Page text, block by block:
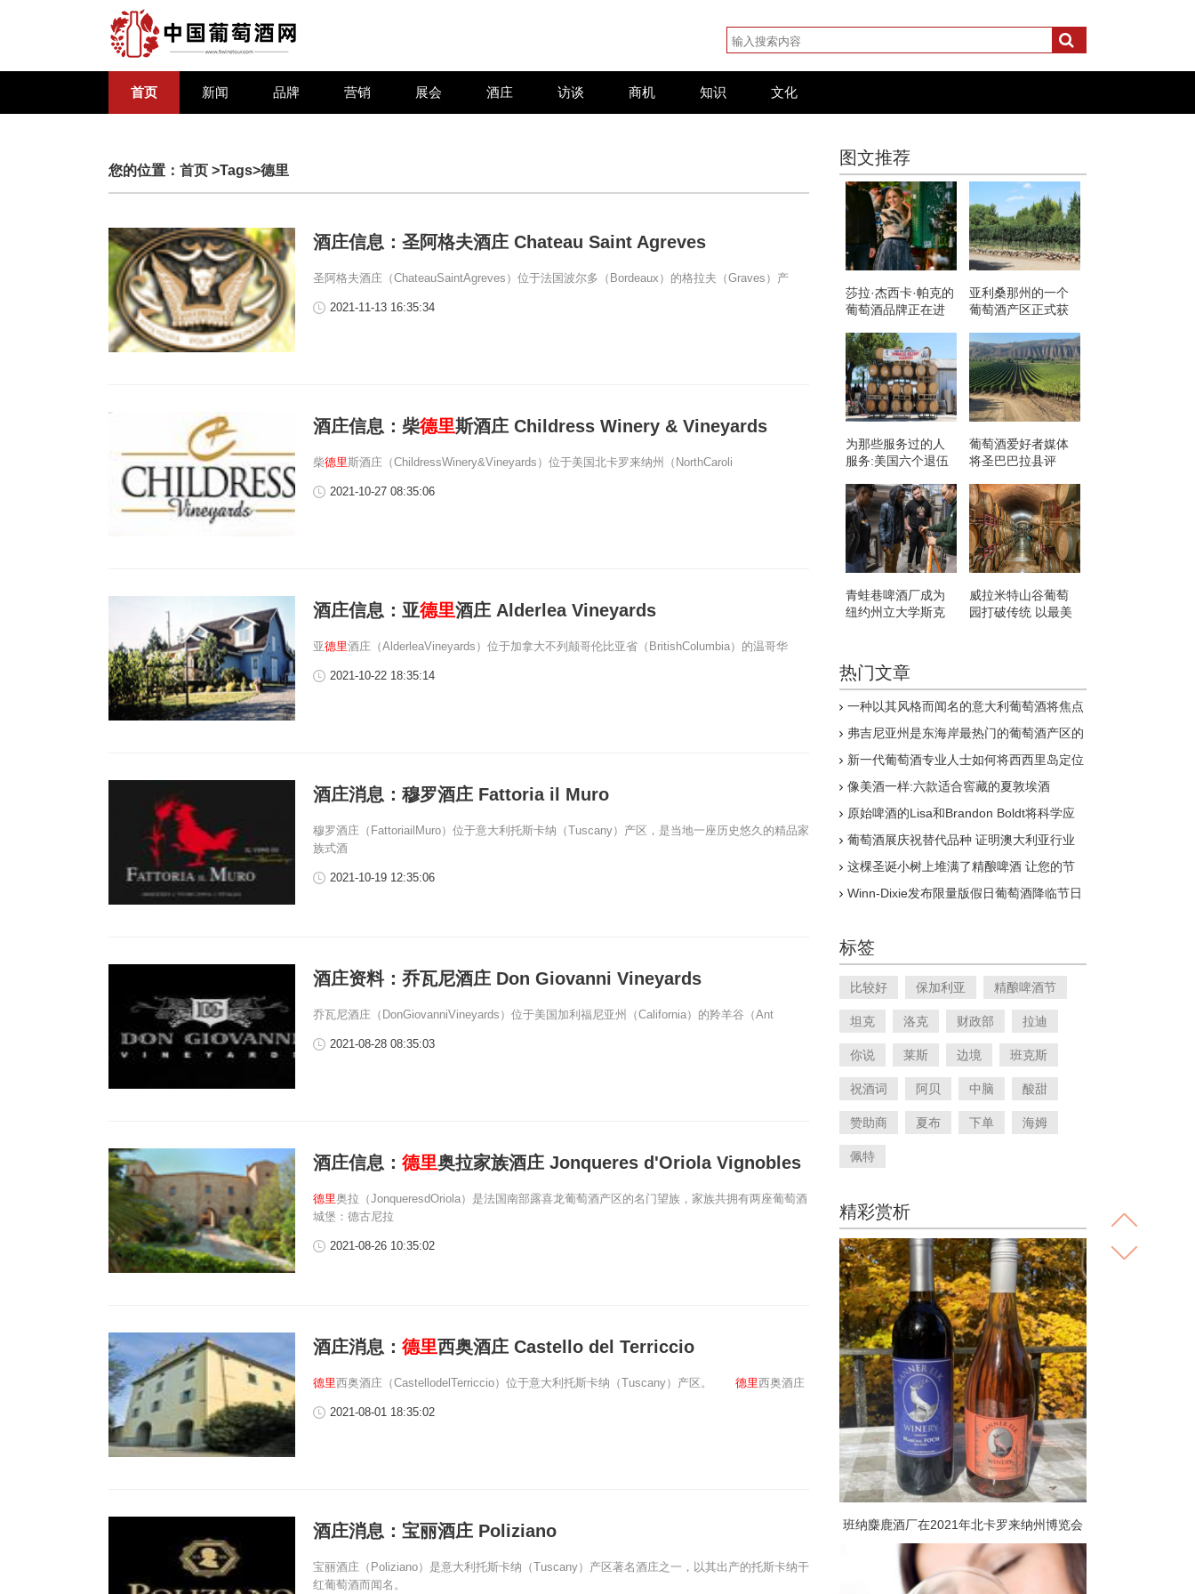
首页 新闻 品牌 营销 展会 酒庄 访谈 商机 知识 文化
您的位置： 首页 >Tags>德里
酒庄信息：圣阿格夫酒庄 Chateau Saint Agreves
圣阿格夫酒庄（ChateauSaintAgreves）位于法国波尔多（Bordeaux）的格拉夫（Graves）产
2021-11-13 16:35:34
酒庄信息：柴德里斯酒庄 Childress Winery & Vineyards
柴德里斯酒庄（ChildressWinery&Vineyards）位于美国北卡罗来纳州（NorthCaroli
2021-10-27 08:35:06
酒庄信息：亚德里酒庄 Alderlea Vineyards
亚德里酒庄（AlderleaVineyards）位于加拿大不列颠哥伦比亚省（BritishColumbia）的温哥华
2021-10-22 18:35:14
酒庄消息：穆罗酒庄 Fattoria il Muro
穆罗酒庄（FattoriailMuro）位于意大利托斯卡纳（Tuscany）产区，是当地一座历史悠久的精品家
族式酒
2021-10-19 12:35:06
酒庄资料：乔瓦尼酒庄 Don Giovanni Vineyards
乔瓦尼酒庄（DonGiovanniVineyards）位于美国加利福尼亚州（California）的羚羊谷（Ant
2021-08-28 08:35:03
酒庄信息： 德里奥拉家族酒庄 Jonqueres d'Oriola Vignobles
德里奥拉（JonqueresdOriola）是法国南部露喜龙葡萄酒产区的名门望族，家族共拥有两座葡萄酒
城堡：德古尼拉
2021-08-26 10:35:02
酒庄消息： 德里西奥酒庄 Castello del Terriccio
德里西奥酒庄（CastellodelTerriccio）位于意大利托斯卡纳（Tuscany）产区。 德里西奥酒庄
2021-08-01 18:35:02
酒庄消息：宝丽酒庄 Poliziano
宝丽酒庄（Poliziano）是意大利托斯卡纳（Tuscany）产区著名酒庄之一，以其出产的托斯卡纳干
红葡萄酒而闻名。
图文推荐
莎拉·杰西卡·帕克的
葡萄酒品牌正在进
亚利桑那州的一个
葡萄酒产区正式获
为那些服务过的人
服务:美国六个退伍
品牌
葡萄酒爱好者媒体
将圣巴巴拉县评
青蛙巷啤酒厂成为
纽约州立大学斯克
威拉米特山谷葡萄
园打破传统 以最美
热门文章
一种以其风格而闻名的意大利葡萄酒将焦点
弗吉尼亚州是东海岸最热门的葡萄酒产区的
新一代葡萄酒专业人士如何将西西里岛定位
像美酒一样:六款适合窖藏的夏敦埃酒
原始啤酒的Lisa和Brandon Boldt将科学应
葡萄酒展庆祝替代品种 证明澳大利亚行业
这棵圣诞小树上堆满了精酿啤酒 让您的节
Winn-Dixie发布限量版假日葡萄酒降临节日
标签
比较好 保加利亚 精酿啤酒节
坦克 洛克 财政部 拉迪
你说 莱斯 边境 班克斯
祝酒词 阿贝 中脑 酸甜
赞助商 夏布 下单 海姆
佩特
精彩赏析
班纳麋鹿酒厂在2021年北卡罗来纳州博览会
上获得两枚银牌